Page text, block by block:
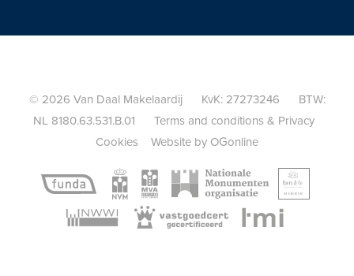
© 2026 Van Daal Makelaardij KvK: 27273246 BTW:
NL 8180.63.531.B.01 Terms and conditions & Privacy
Cookies
Website by OGonline